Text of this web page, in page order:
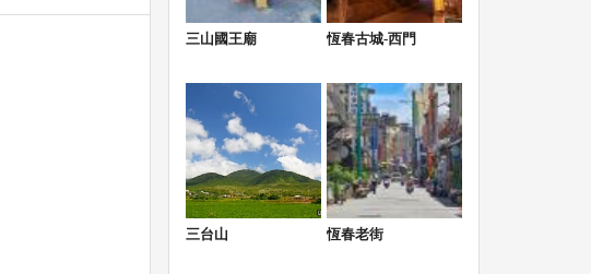
三山國王廟 恆春古城-西門
三台山 恆春老街